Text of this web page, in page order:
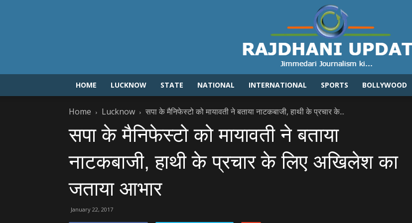
Rajdhaniupdate.com
HOME LUCKNOW STATE NATIONAL INTERNATIONAL SPORTS BOLLYWOOD
Home Lucknow सपा के मैनिफेस्‍टो को मायावती ने बताया नाटकबाजी, हाथी के प्रचार के...
सपा के मैनिफेस्‍टो को मायावती ने बताया
नाटकबाजी, हाथी के प्रचार के लिए अखिलेश का
जताया आभार
January 22, 2017